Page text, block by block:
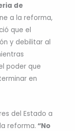
de
a la reforma,
que el
y debilitar al
poder que
en
del Estado a
reforma. “No